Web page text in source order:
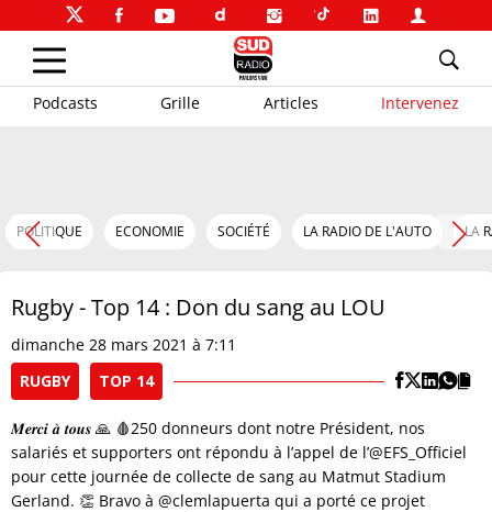
Podcasts Grille Articles Intervenez
POLITIQUE ECONOMIE SOCIÉTÉ LA RADIO DE L'AUTO LA
Rugby - Top 14 : Don du sang au LOU
dimanche 28 mars 2021 à 7:11
RUGBY
TOP 14
𝑴𝒆𝒓𝒄𝒊 𝒂̀ 𝒕𝒐𝒖𝒔 🙏 🩸250 donneurs dont notre Président, nos
salariés et supporters ont répondu à l’appel de l’@EFS_Officiel
pour cette journée de collecte de sang au Matmut Stadium
Gerland. 👏 Bravo à @clemlapuerta qui a porté ce projet